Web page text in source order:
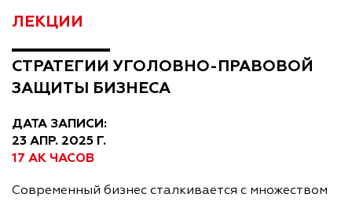
ЛЕКЦИИ
СТРАТЕГИИ УГОЛОВНО-ПРАВОВОЙ
ЗАЩИТЫ БИЗНЕСА
ДАТА ЗАПИСИ:
23 АПР. 2025 Г.
17 АК ЧАСОВ
Современный бизнес сталкивается с множеством